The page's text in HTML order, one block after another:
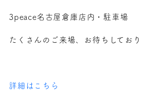
3peace名古屋倉庫店内・駐車場
たくさんのご来場、お待ちしてお
詳細はこちら